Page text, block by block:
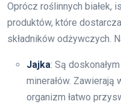
Oprócz roślinnych białek,
produktów, które
składników odżywczych.
Jajka: Są
minerałów. Zawierają
organizm łatwo